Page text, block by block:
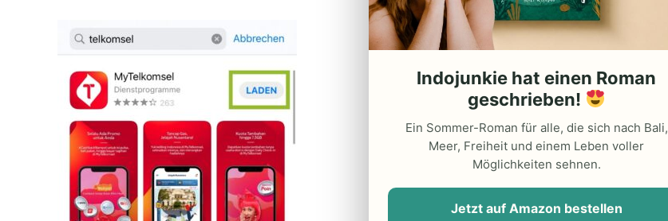
Indojunkie hat einen Roman
geschrieben!
Ein Sommer-Roman für alle, die sich nach Bali,
Meer, Freiheit und einem Leben voller
Möglichkeiten sehnen.
Jetzt auf Amazon bestellen